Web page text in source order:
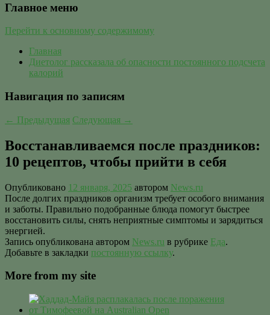
Главное меню
Перейти к основному содержимому
Главная
Диетолог рассказала об опасности постоянного подсчета
калорий
Навигация по записям
← Предыдущая Следующая →
Восстанавливаемся после праздников:
10 рецептов, чтобы прийти в себя
Опубликовано 12 января, 2025 автором News.ru
После долгих праздников организм требует особого внимания
и заботы. Правильно подобранные блюда помогут быстрее
восстановить силы, снять неприятные симптомы и зарядиться
энергией.
Запись опубликована автором News.ru в рубрике Еда.
Добавьте в закладки постоянную ссылку.
More from my site